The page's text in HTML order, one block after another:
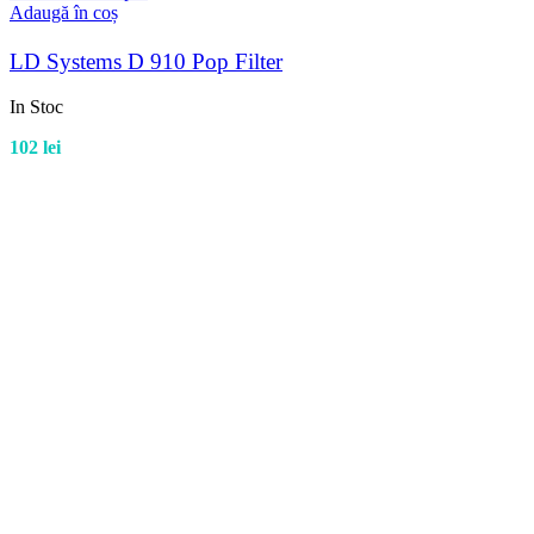
Adaugă în coș
LD Systems D 910 Pop Filter
In Stoc
102 lei